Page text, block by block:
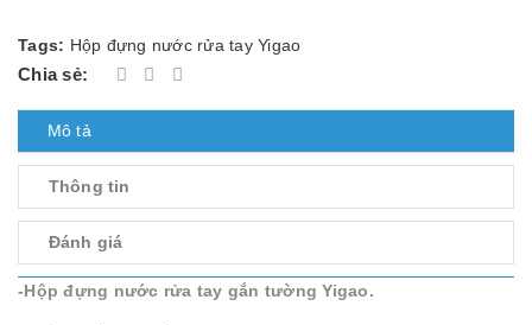
Tags: Hộp đựng nước rửa tay Yigao
Chia sẻ:
Mô tả
Thông tin
Đánh giá
-Hộp đựng nước rửa tay gắn tường Yigao.